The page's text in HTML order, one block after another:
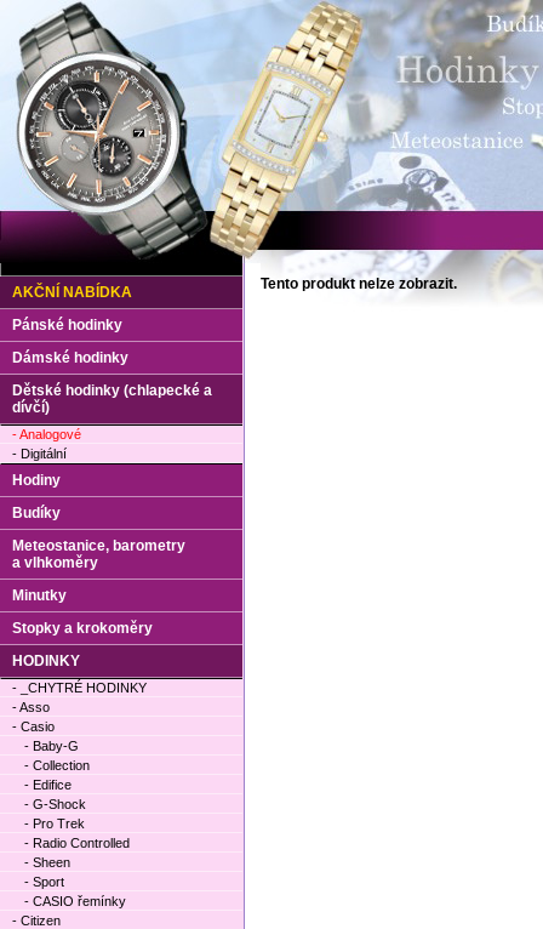
Tento produkt nelze zobrazit.
AKČNÍ NABÍDKA
Pánské hodinky
Dámské hodinky
Dětské hodinky (chlapecké a
dívčí)
- Analogové
- Digitální
Hodiny
Budíky
Meteostanice, barometry
a vlhkoměry
Minutky
Stopky a krokoměry
HODINKY
- _CHYTRÉ HODINKY
- Asso
- Casio
- Baby-G
- Collection
- Edifice
- G-Shock
- Pro Trek
- Radio Controlled
- Sheen
- Sport
- CASIO řemínky
- Citizen